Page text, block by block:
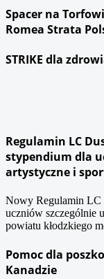
Spacer na
Romea Strata
STRIKE dla
Regulamin LC
stypendium dla
artystyczne i
Nowy Regulamin LC
uczniów szczególnie
powiatu kłodzkiego
Pomoc dla
Kanadzie